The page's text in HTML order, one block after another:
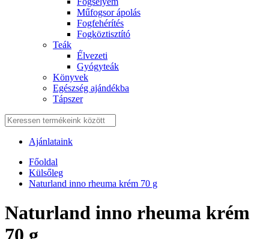
Műfogsor ápolás
Fogfehérítés
Fogköztisztító
Teák
É́lvezeti
Gyógyteák
Könyvek
Egészség ajándékba
Tápszer
Ajánlataink
Főoldal
Külsőleg
Naturland inno rheuma krém 70 g
Naturland inno rheuma krém